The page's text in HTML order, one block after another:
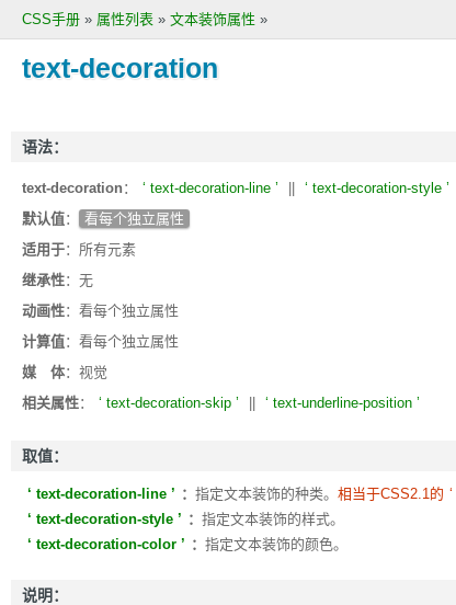
CSS手册 » 属性列表 » 文本装饰属性 »
text-decoration
语法：
text-decoration ： text-decoration-line text-decoration-style
默认值：
看每个独立属性
适用于：所有元素
继承性：无
动画性：看每个独立属性
计算值：看每个独立属性
媒 体：视觉
相关属性： text-decoration-skip text-underline-position
取值：
text-decoration-line ： 指定文本装饰的种类。 相当于CSS2.1的
text-decoration-style
： 指定文本装饰的样式。
text-decoration-color
： 指定文本装饰的颜色。
说明：